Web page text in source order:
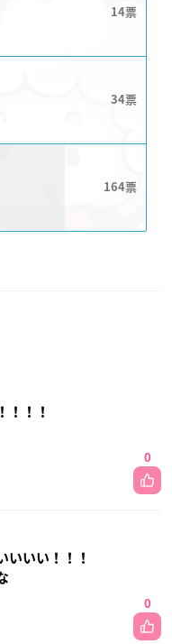
14
34
164
！！！
0
いいい！！！
0